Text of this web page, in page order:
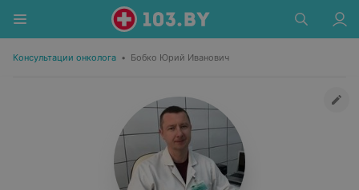
Консультации онколога • Бобко Юрий Иванович